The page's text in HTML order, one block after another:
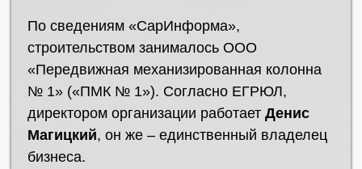
По сведениям «СарИнформа»,
строительством занималось ООО
«Передвижная механизированная колонна
№ 1» («ПМК № 1»). Согласно ЕГРЮЛ,
директором организации работает Денис
Магицкий, он же – единственный владелец
бизнеса.